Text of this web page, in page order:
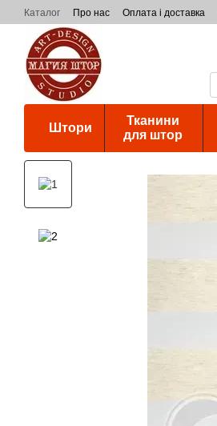
Перейти к основному контенту
Каталог Про нас Оплата і доставка
Штори
Тканини
для штор